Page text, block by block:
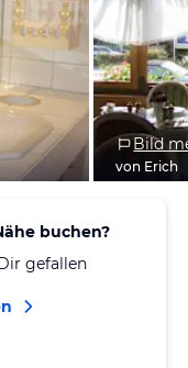
Bild
von Erich
buchen?
gefallen